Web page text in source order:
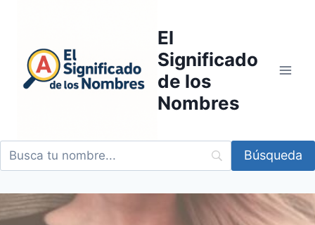
contenido
El
Significado
de los
Nombres